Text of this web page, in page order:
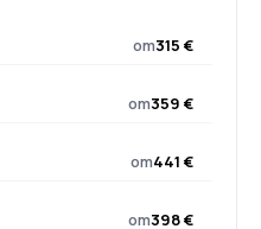
от315 €
от359 €
от441 €
от398 €